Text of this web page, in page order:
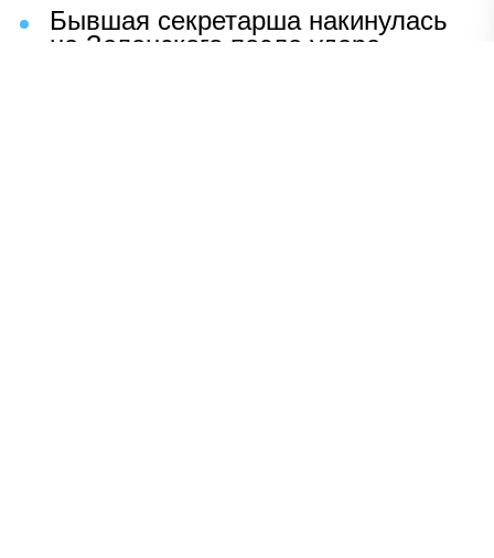
Бывшая секретарша накинулась
на Зеленского после удара